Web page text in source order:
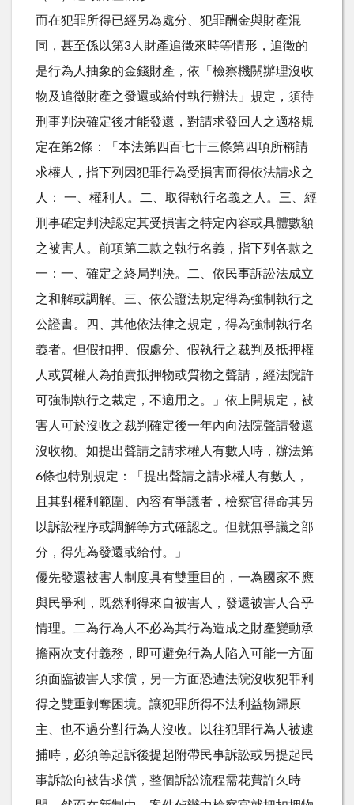
而在犯罪所得已經另為處分、犯罪酬金與財產混
同，甚至係以第3人財產追徵來時等情形，追徵的
是行為人抽象的金錢財產，依「檢察機關辦理沒收
物及追徵財產之發還或給付執行辦法」規定，須待
刑事判決確定後才能發還，對請求發回人之適格規
定在第2條：「本法第四百七十三條第四項所稱請
求權人，指下列因犯罪行為受損害而得依法請求之
人： 一、權利人。二、取得執行名義之人。三、經
刑事確定判決認定其受損害之特定內容或具體數額
之被害人。前項第二款之執行名義，指下列各款之
一：一、確定之終局判決。二、依民事訴訟法成立
之和解或調解。三、依公證法規定得為強制執行之
公證書。四、其他依法律之規定，得為強制執行名
義者。但假扣押、假處分、假執行之裁判及抵押權
人或質權人為拍賣抵押物或質物之聲請，經法院許
可強制執行之裁定，不適用之。」依上開規定，被
害人可於沒收之裁判確定後一年內向法院聲請發還
沒收物。如提出聲請之請求權人有數人時，辦法第
6條也特別規定：「提出聲請之請求權人有數人，
且其對權利範圍、內容有爭議者，檢察官得命其另
以訴訟程序或調解等方式確認之。但就無爭議之部
分，得先為發還或給付。」
優先發還被害人制度具有雙重目的，一為國家不應
與民爭利，既然利得來自被害人，發還被害人合乎
情理。二為行為人不必為其行為造成之財產變動承
擔兩次支付義務，即可避免行為人陷入可能一方面
須面臨被害人求償，另一方面恐遭法院沒收犯罪利
得之雙重剝奪困境。讓犯罪所得不法利益物歸原
主、也不過分對行為人沒收。以往犯罪行為人被逮
捕時，必須等起訴後提起附帶民事訴訟或另提起民
事訴訟向被告求償，整個訴訟流程需花費許久時